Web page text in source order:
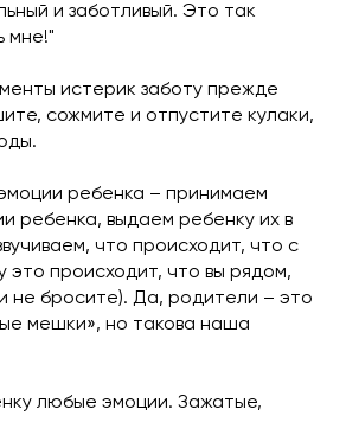
и заботливый. Это так
мне!"
истерик заботу прежде
сожмите и отпустите кулаки,
ребенка – принимаем
ребенка, выдаем ребенку их в
что происходит, что с
это происходит, что вы рядом,
не бросите). Да, родители – это
мешки», но такова наша
любые эмоции. Зажатые,